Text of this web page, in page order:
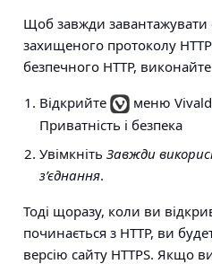
Щоб завжди
захищеного протоколу
безпечного HTTP, виконайте
Відкрийте
меню
Приватність і безпека
Увімкніть Завжди
з’єднання.
Тоді щоразу, коли ви
починається з HTTP, ви
версію сайту HTTPS. Якщо